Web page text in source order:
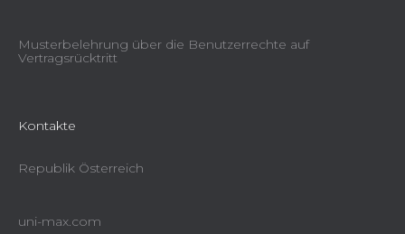
Musterbelehrung über die Benutzerrechte auf
Vertragsrücktritt
Kontakte
Republik Österreich
uni-max.com